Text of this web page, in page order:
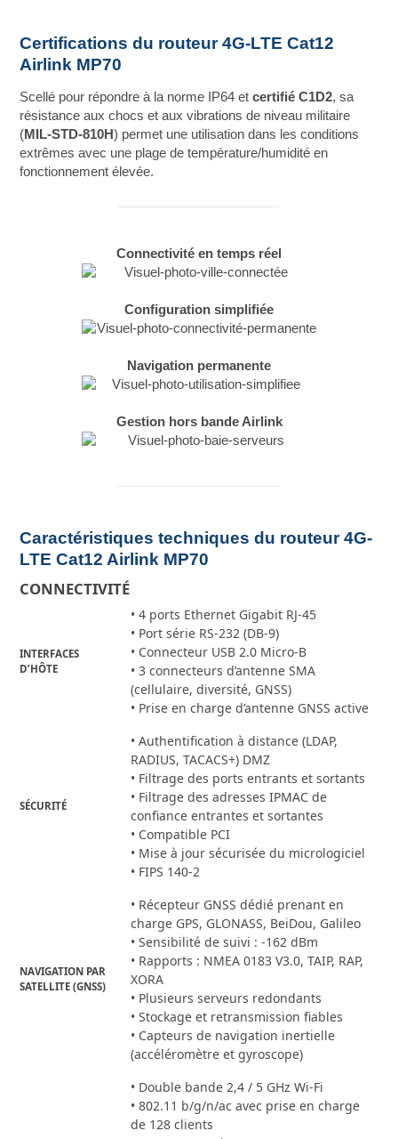
Certifications du routeur 4G-LTE Cat12
Airlink MP70
Scellé pour répondre à la norme IP64 etcertifié C1D2, sa
résistance aux chocs et aux vibrations de niveau militaire
(MIL-STD-810H) permet une utilisation dans les conditions
extrêmes avec une plage de température/humidité en
fonctionnement élevée.
Connectivité en temps réel
Configuration simplifiée
Navigation permanente
Gestion hors bande Airlink
Caractéristiques techniques du routeur 4G-
LTE Cat12 Airlink MP70
CONNECTIVITÉ
INTERFACES
D’HÔTE
• 4 ports Ethernet Gigabit RJ-45
• Port série RS-232 (DB-9)
• Connecteur USB 2.0 Micro-B
• 3 connecteurs d’antenne SMA
(cellulaire, diversité, GNSS)
• Prise en charge d’antenne GNSS active
SÉCURITÉ
• Authentification à distance (LDAP,
RADIUS, TACACS+) DMZ
• Filtrage des ports entrants et sortants
• Filtrage des adresses IPMAC de
confiance entrantes et sortantes
• Compatible PCI
• Mise à jour sécurisée du micrologiciel
• FIPS 140-2
NAVIGATION PAR
SATELLITE (GNSS)
• Récepteur GNSS dédié prenant en
charge GPS, GLONASS, BeiDou, Galileo
• Sensibilité de suivi : -162 dBm
• Rapports : NMEA 0183 V3.0, TAIP, RAP,
XORA
• Plusieurs serveurs redondants
• Stockage et retransmission fiables
• Capteurs de navigation inertielle
(accéléromètre et gyroscope)
• Double bande 2,4 / 5 GHz Wi-Fi
• 802.11 b/g/n/ac avec prise en charge
de 128 clients